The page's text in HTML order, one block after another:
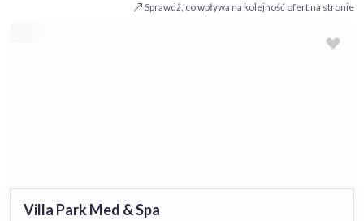
Sprawdź, co wpływa na kolejność ofert na stronie
Villa Park Med & Spa